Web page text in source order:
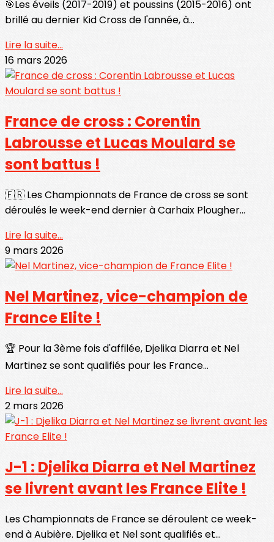
🎯Les éveils (2017-2019) et poussins (2015-2016) ont
brillé au dernier Kid Cross de l'année, à...
Lire la suite...
16 mars 2026
France de cross : Corentin
Labrousse et Lucas Moulard se
sont battus !
🇫🇷 Les Championnats de France de cross se sont
déroulés le week-end dernier à Carhaix Plougher...
Lire la suite...
9 mars 2026
Nel Martinez, vice-champion de
France Elite !
🏆 Pour la 3ème fois d'affilée, Djelika Diarra et Nel
Martinez se sont qualifiés pour les France...
Lire la suite...
2 mars 2026
J-1 : Djelika Diarra et Nel Martinez
se livrent avant les France Elite !
Les Championnats de France se déroulent ce week-
end à Aubière. Djelika et Nel sont qualifiés et...